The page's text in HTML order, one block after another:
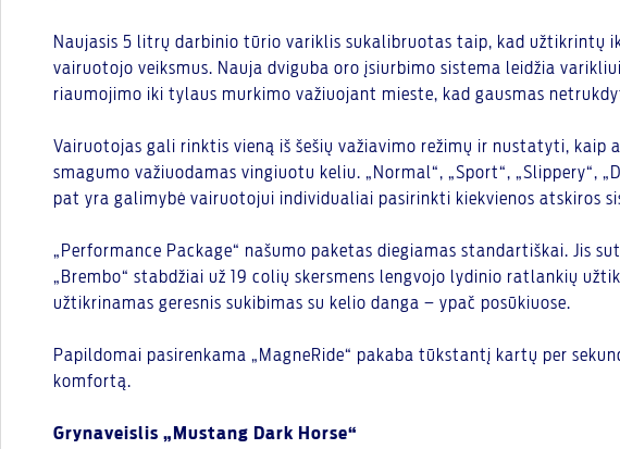
Naujasis 5 litrų darbinio tūrio variklis sukalibruotas taip, kad užtikrintų
vairuotojo veiksmus. Nauja dviguba oro įsiurbimo sistema leidžia
riaumojimo iki tylaus murkimo važiuojant mieste, kad gausmas
Vairuotojas gali rinktis vieną iš šešių važiavimo režimų ir nustatyti,
smagumo važiuodamas vingiuotu keliu. „Normal“, „Sport“,
pat yra galimybė vairuotojui individualiai pasirinkti kiekvienos atskiros
„Performance Package“ našumo paketas diegiamas standartiškai.
„Brembo“ stabdžiai už 19 colių skersmens lengvojo lydinio ratlankių
užtikrinamas geresnis sukibimas su kelio danga – ypač posūkiuose.
Papildomai pasirenkama „MagneRide“ pakaba tūkstantį kartų per
komfortą.
Grynaveislis „Mustang Dark Horse“